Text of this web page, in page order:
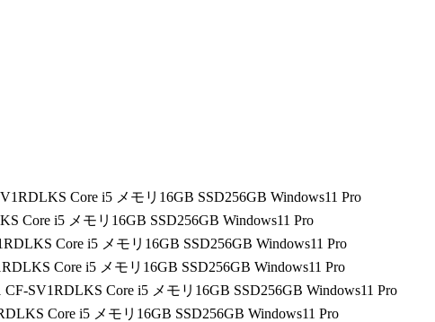
Core i5 メモリ16GB SSD256GB Windows11 Pro
Core i5 メモリ16GB SSD256GB Windows11 Pro
Core i5 メモリ16GB SSD256GB Windows11 Pro
Core i5 メモリ16GB SSD256GB Windows11 Pro
CF-SV1RDLKS Core i5 メモリ16GB SSD256GB Windows11 Pro
Core i5 メモリ16GB SSD256GB Windows11 Pro